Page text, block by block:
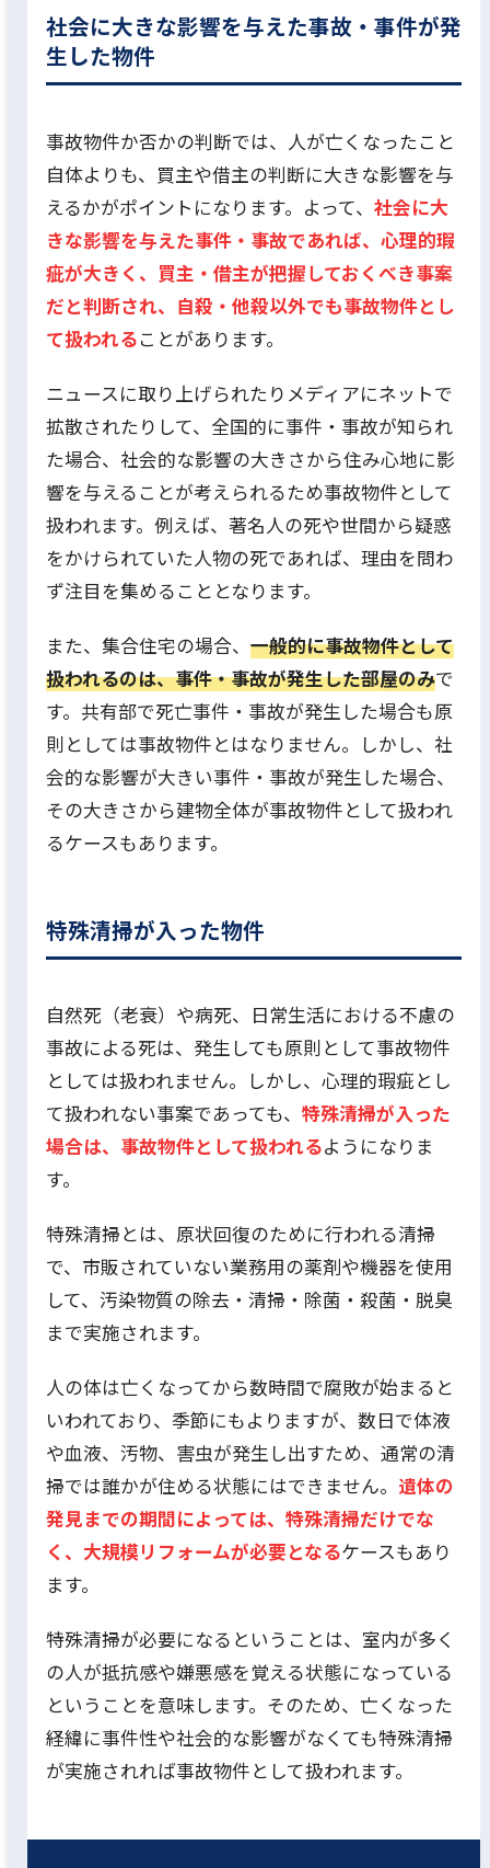
社会に大きな影響を与えた事故・事件が発
生した物件
事故物件か否かの判断では、人が亡くなったこと
自体よりも、買主や借主の判断に大きな影響を与
えるかがポイントになります。よって、 社会に大
きな影響を与えた事件・事故であれば、心理的瑕
疵が大きく、買主・借主が把握しておくべき事案
だと判断され、自殺・他殺以外でも事故物件とし
て扱われることがあります。
ニュースに取り上げられたりメディアにネットで
拡散されたりして、全国的に事件・事故が知られ
た場合、社会的な影響の大きさから住み心地に影
響を与えることが考えられるため事故物件として
扱われます。例えば、著名人の死や世間から疑惑
をかけられていた人物の死であれば、理由を問わ
ず注目を集めることとなります。
また、集合住宅の場合、 一般的に事故物件として
扱われるのは、事件・事故が発生した部屋のみで
す。共有部で死亡事件・事故が発生した場合も原
則としては事故物件とはなりません。しかし、社
会的な影響が大きい事件・事故が発生した場合、
その大きさから建物全体が事故物件として扱われ
るケースもあります。
特殊清掃が入った物件
自然死（老衰）や病死、日常生活における不慮の
事故による死は、発生しても原則として事故物件
としては扱われません。しかし、心理的瑕疵とし
て扱われない事案であっても、 特殊清掃が入った
場合は、事故物件として扱われるようになりま
す。
特殊清掃とは、原状回復のために行われる清掃
で、市販されていない業務用の薬剤や機器を使用
して、汚染物質の除去・清掃・除菌・殺菌・脱臭
まで実施されます。
人の体は亡くなってから数時間で腐敗が始まると
いわれており、季節にもよりますが、数日で体液
や血液、汚物、害虫が発生し出すため、通常の清
掃では誰かが住める状態にはできません。 遺体の
発見までの期間によっては、特殊清掃だけでな
く、大規模リフォームが必要となるケースもあり
ます。
特殊清掃が必要になるということは、室内が多く
の人が抵抗感や嫌悪感を覚える状態になっている
ということを意味します。そのため、亡くなった
経緯に事件性や社会的な影響がなくても特殊清掃
が実施されれば事故物件として扱われます。